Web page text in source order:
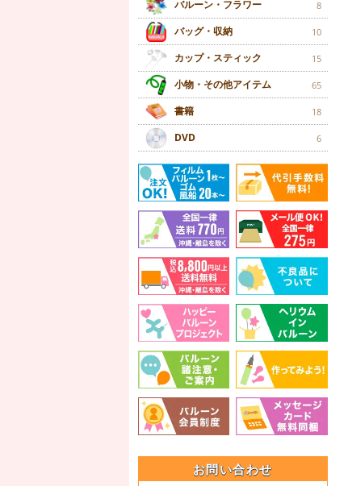
バルーン・フラワー 8
バッグ・収納 10
カップ・スティック 15
小物・その他アイテム 65
書籍 18
DVD 6
お問い合わせ